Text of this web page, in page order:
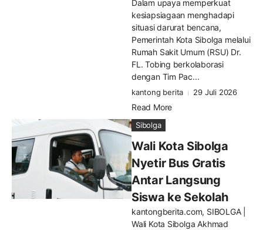
Dalam upaya memperkuat
kesiapsiagaan menghadapi
situasi darurat bencana,
Pemerintah Kota Sibolga melalui
Rumah Sakit Umum (RSU) Dr.
FL. Tobing berkolaborasi
dengan Tim Pac...
kantong berita 29 Juli 2026
Read More
Sibolga
Wali Kota Sibolga
Nyetir Bus Gratis
Antar Langsung
Siswa ke Sekolah
kantongberita.com, SIBOLGA |
Wali Kota Sibolga Akhmad